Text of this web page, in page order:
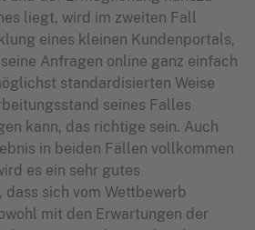
liegt, wird im zweiten Fall
eines kleinen Kundenportals,
Anfragen online ganz einfach
standardisierten Weise
seines Falles
kann, das richtige sein. Auch
in beiden Fällen vollkommen
es ein sehr gutes
dass sich vom Wettbewerb
mit den Erwartungen der